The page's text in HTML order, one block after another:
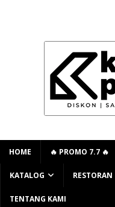
HOME 🔥 PROMO 7.7 🔥
KATALOG RESTORAN
TENTANG KAMI